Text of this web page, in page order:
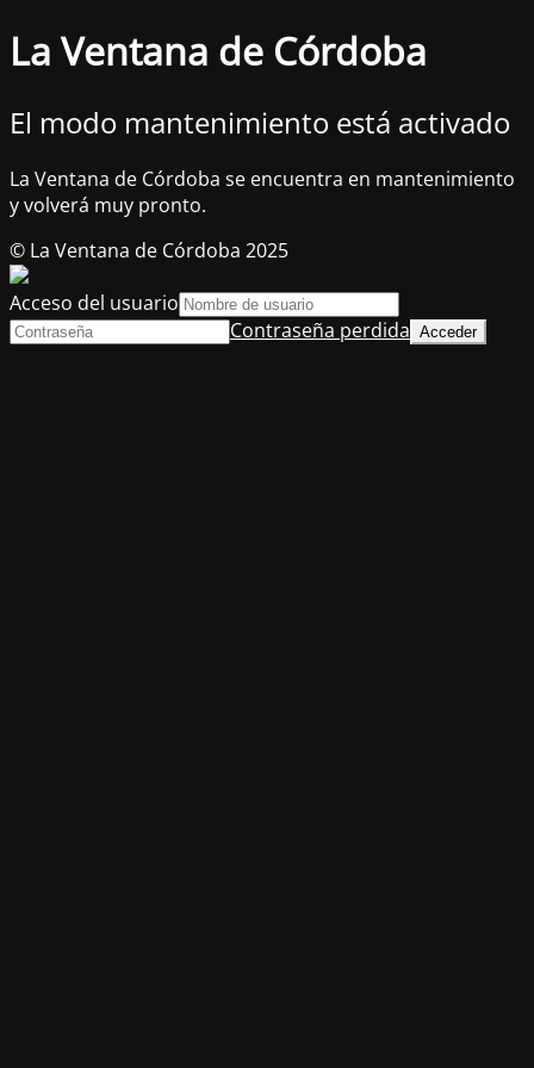
La Ventana de Córdoba
El modo mantenimiento está activado
La Ventana de Córdoba se encuentra en mantenimiento
y volverá muy pronto.
© La Ventana de Córdoba 2025
Acceso del usuario
Contraseña perdida